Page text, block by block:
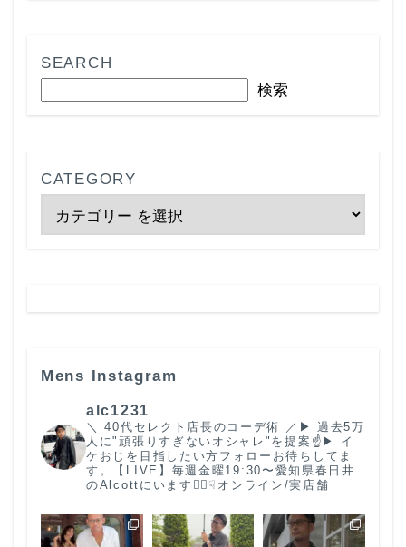
SEARCH
検索
CATEGORY
Mens Instagram
alc1231
＼ 40代セレクト店長のコーデ術 ／ ▶︎ 過去5万
人に"頑張りすぎないオシャレ"を提案☝️ ▶︎ イ
ケおじを目指したい方フォローお待ちしてま
す。
【LIVE】毎週金曜19:30〜 愛知県春日井
のAlcottにいます🙋‍♂️ ☟オンライン/実店舗